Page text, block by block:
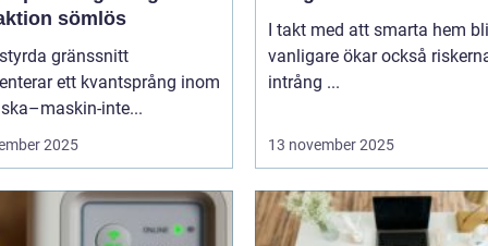
sömlös
gränssnitt
ett kvantsprång inom
inte...
2025
I takt med att smarta hem
vanligare ökar också
intrång ...
13 november 2025